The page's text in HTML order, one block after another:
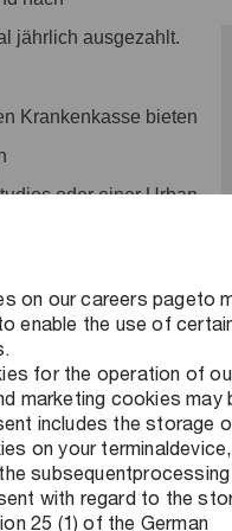
on our careers pageto
enable the use of
for the operation of
marketing cookies may
includes the storage
on your
with regard to the
25 (1) of the German
jährlich ausgezahlt.
Krankenkasse bieten
oder einer Urban
in dem flexibles
das wir stolz sind.
Ergebnisse zu